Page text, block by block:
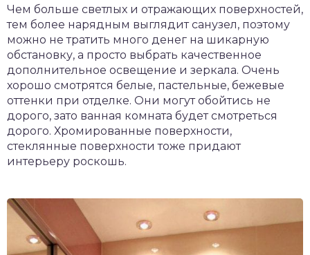
Чем больше светлых и отражающих поверхностей,
тем более нарядным выглядит санузел, поэтому
можно не тратить много денег на шикарную
обстановку, а просто выбрать качественное
дополнительное освещение и зеркала. Очень
хорошо смотрятся белые, пастельные, бежевые
оттенки при отделке. Они могут обойтись не
дорого, зато ванная комната будет смотреться
дорого. Хромированные поверхности,
стеклянные поверхности тоже придают
интерьеру роскошь.